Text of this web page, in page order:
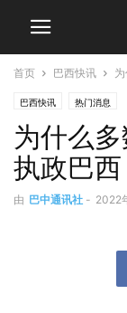
首页 巴西快讯
巴西快讯 热门消息
为什么
执政巴西
由 巴中通讯社 - 2022